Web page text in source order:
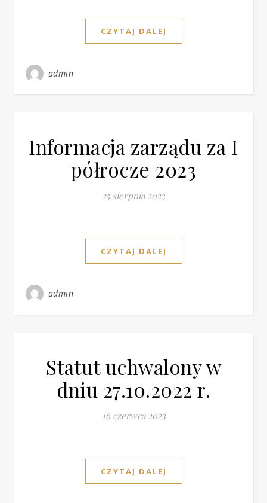
CZYTAJ DALEJ
admin
Informacja zarządu za I
półrocze 2023
25 sierpnia 2023
CZYTAJ DALEJ
admin
Statut uchwalony w
dniu 27.10.2022 r.
16 czerwca 2023
CZYTAJ DALEJ